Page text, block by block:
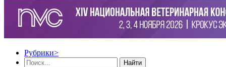
Рубрики>
Найти